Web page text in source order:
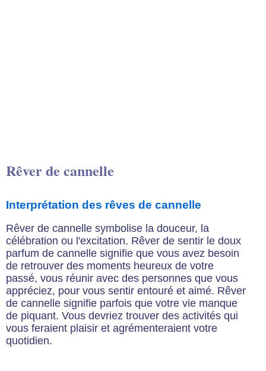
Rêver de cannelle
Interprétation des rêves de cannelle
Rêver de cannelle symbolise la douceur, la
célébration ou l'excitation. Rêver de sentir le doux
parfum de cannelle signifie que vous avez besoin
de retrouver des moments heureux de votre
passé, vous réunir avec des personnes que vous
appréciez, pour vous sentir entouré et aimé. Rêver
de cannelle signifie parfois que votre vie manque
de piquant. Vous devriez trouver des activités qui
vous feraient plaisir et agrémenteraient votre
quotidien.